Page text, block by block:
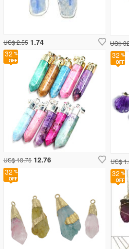
32
US$
32
US$ 18.75 12.76
32
US$
US$ 2.55 1.74
32